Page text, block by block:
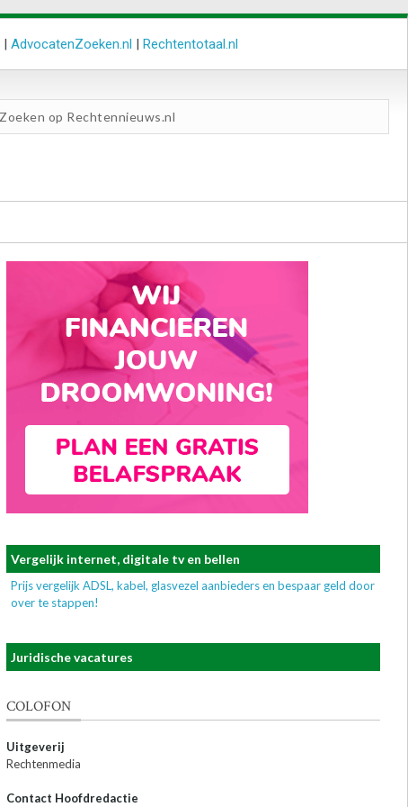
| AdvocatenZoeken.nl | Rechtentotaal.nl
Vergelijk internet, digitale tv en bellen
Prijs vergelijk ADSL, kabel, glasvezel aanbieders en bespaar geld door
over te stappen!
Juridische vacatures
COLOFON
Uitgeverij
Rechtenmedia
Contact Hoofdredactie